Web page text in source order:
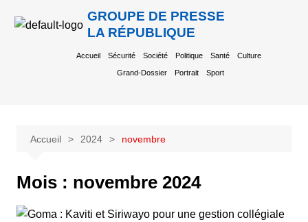
GROUPE DE PRESSE
LA RÉPUBLIQUE
Accueil Sécurité Société Politique Santé Culture
Grand-Dossier Portrait Sport
Accueil 2024 novembre
Mois : novembre 2024